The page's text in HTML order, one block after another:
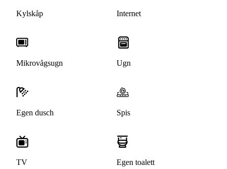
Kylskåp Internet
Mikrovågsugn Ugn
Egen dusch Spis
TV Egen toalett